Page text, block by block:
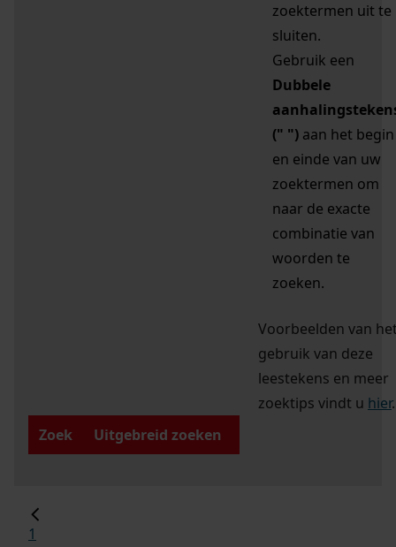
zoektermen uit te
sluiten.
Gebruik een
Dubbele
(" ") aan het begin
en einde van uw
zoektermen om
naar de exacte
combinatie van
woorden te
zoeken.
Voorbeelden van
gebruik van deze
leestekens en meer
zoektips vindt u hier.
Zoek
Uitgebreid zoeken
1